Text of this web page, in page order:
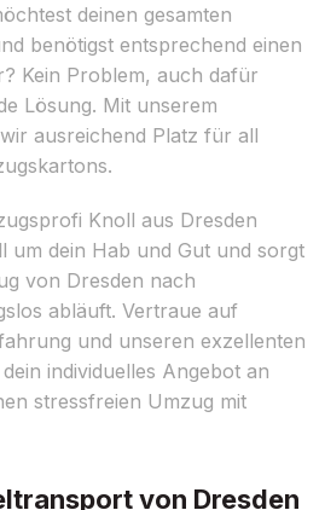
deinen gesamten
benötigst entsprechend einen
Kein Problem, auch dafür
Lösung. Mit unserem
ausreichend Platz für all
Knoll aus Dresden
um dein Hab und Gut und sorgt
von Dresden nach
abläuft. Vertraue auf
und unseren exzellenten
individuelles Angebot an
stressfreien Umzug mit
von Dresden